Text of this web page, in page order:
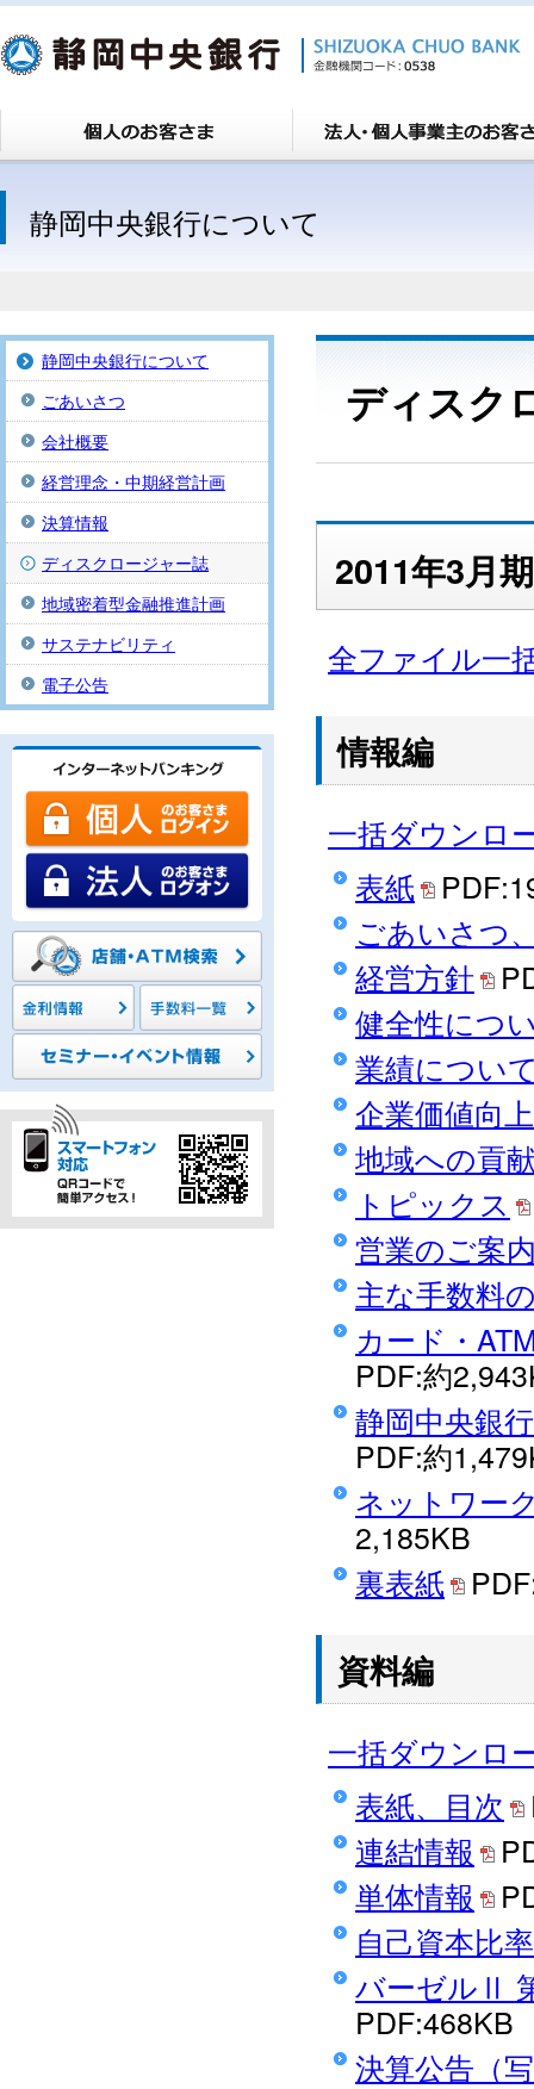
静岡中央銀行について
ディスク
2011年3月
全ファイル一
情報編
一括ダウンロ
表紙
ごあいさつ
経営方針
健全性につ
業績につい
企業価値向
地域への貢
トピックス
営業のご案
主な手数料
カード・
PDF:約
静岡中央銀
PDF:約
ネットワー
2,185KB
裏表紙
資料編
一括ダウンロ
表紙、目次
連結情報
単体情報
自己資本比率
バーゼルⅡ
PDF:468KB
決算公告（
静岡中央銀行について
ごあいさつ
会社概要
経営理念・中期経営計画
決算情報
ディスクロージャー誌
地域密着型金融推進計画
サステナビリティ
電子公告